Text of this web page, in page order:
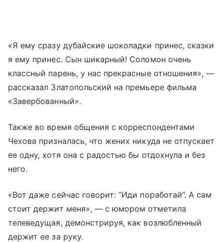
«Я ему сразу дубайские шоколадки принес, сказки
я ему принес. Сын шикарный! Соломон очень
классный парень, у нас прекрасные отношения», —
рассказал Златопольский на премьере фильма
«Завербованный».
Также во время общения с корреспондентами
Чехова призналась, что жених никуда не отпускает
ее одну, хотя она с радостью бы отдохнула и без
него.
«Вот даже сейчас говорит: “Иди поработай”. А сам
стоит держит меня», — с юмором отметила
телеведущая, демонстрируя, как возлюбленный
держит ее за руку.